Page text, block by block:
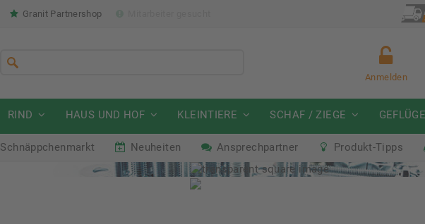
Granit Partnershop
Anmelden
RIND HAUS UND HOF KLEINTIERE SCHAF / ZIEGE
Schnäppchenmarkt Neuheiten Ansprechpartner Produkt-Tipps